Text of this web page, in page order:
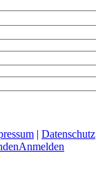
| Datenschutz
Anmelden